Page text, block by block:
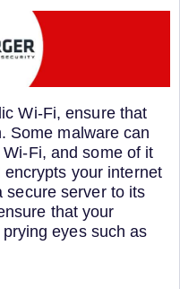
Wi-Fi, ensure that
Some malware can
Fi, and some of it
your internet
secure server to its
that your
eyes such as